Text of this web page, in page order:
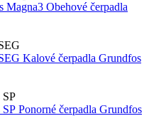
Obehové čerpadla
Kalové čerpadla Grundfos
Ponorné čerpadla Grundfos